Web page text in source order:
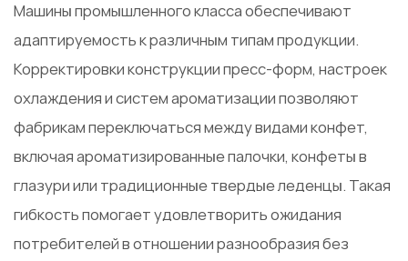
Машины промышленного класса обеспечивают
адаптируемость к различным типам продукции.
Корректировки конструкции пресс-форм, настроек
охлаждения и систем ароматизации позволяют
фабрикам переключаться между видами конфет,
включая ароматизированные палочки, конфеты в
глазури или традиционные твердые леденцы. Такая
гибкость помогает удовлетворить ожидания
потребителей в отношении разнообразия без